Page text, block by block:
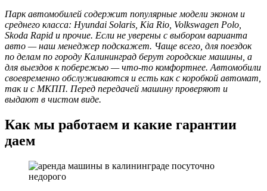
Парк автомобилей содержит популярные модели эконом и
среднего класса: Hyundai Solaris, Kia Rio, Volkswagen Polo,
Skoda Rapid и прочие. Если не уверены с выбором варианта
авто — наш менеджер подскажет. Чаще всего, для поездок
по делам по городу Калининград берут городские машины, а
для выездов к побережью — что-то комфортнее. Автомобили
своевременно обслуживаются и есть как с коробкой автомат,
так и с МКПП. Перед передачей машину проверяют и
выдают в чистом виде.
Как мы работаем и какие гарантии
даем